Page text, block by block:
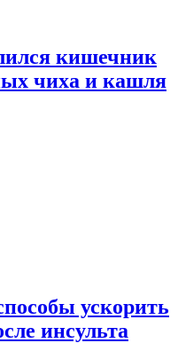
кишечник
чиха и кашля
ускорить
инсульта